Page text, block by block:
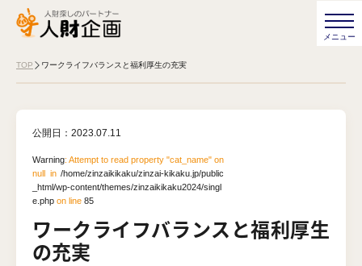
TOP ワークライフバランスと福利厚生の充実
公開日： 2023.07.11
Warning: Attempt to read property "cat_name" on
null in/home/zinzaikikaku/zinzai-kikaku.jp/public
_html/wp-content/themes/zinzaikikaku2024/singl
e.php on line 85
ワークライフバランスと福利厚生
の充実